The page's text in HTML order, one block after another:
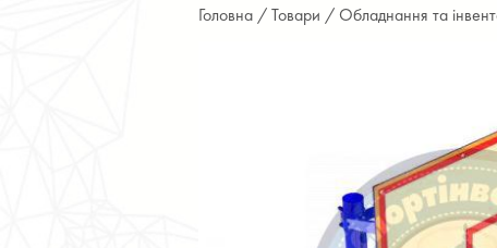
Головна /Товари /Обладнання та